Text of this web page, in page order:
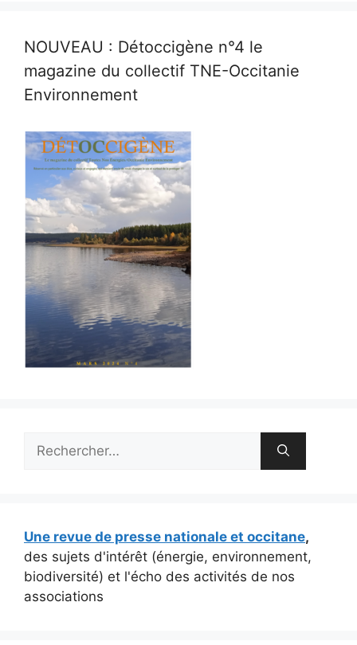
NOUVEAU : Détoccigène n°4 le
magazine du collectif TNE-Occitanie
Environnement
Une revue de presse nationale et occitane,
des sujets d'intérêt (énergie, environnement,
biodiversité) et l'écho des activités de nos
associations